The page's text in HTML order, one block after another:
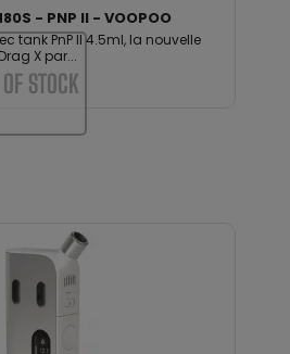
- PNP II - VOOPOO
tank PnP II 4.5ml, la nouvelle
X par...
STOCK